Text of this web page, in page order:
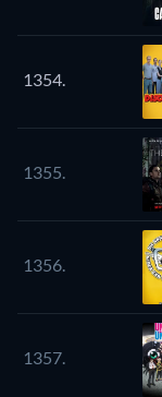
1354.
1355.
1356.
1357.